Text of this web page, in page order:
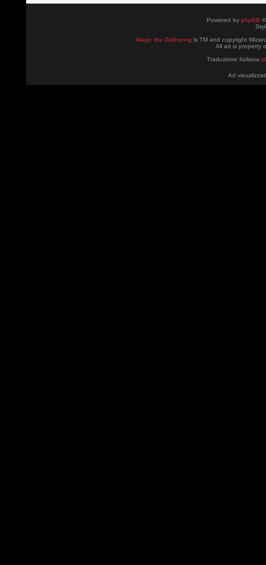
Powered by phpBB
Magic the Gathering is TM and copyright
All art is property
Traduzione Italiana
Ad